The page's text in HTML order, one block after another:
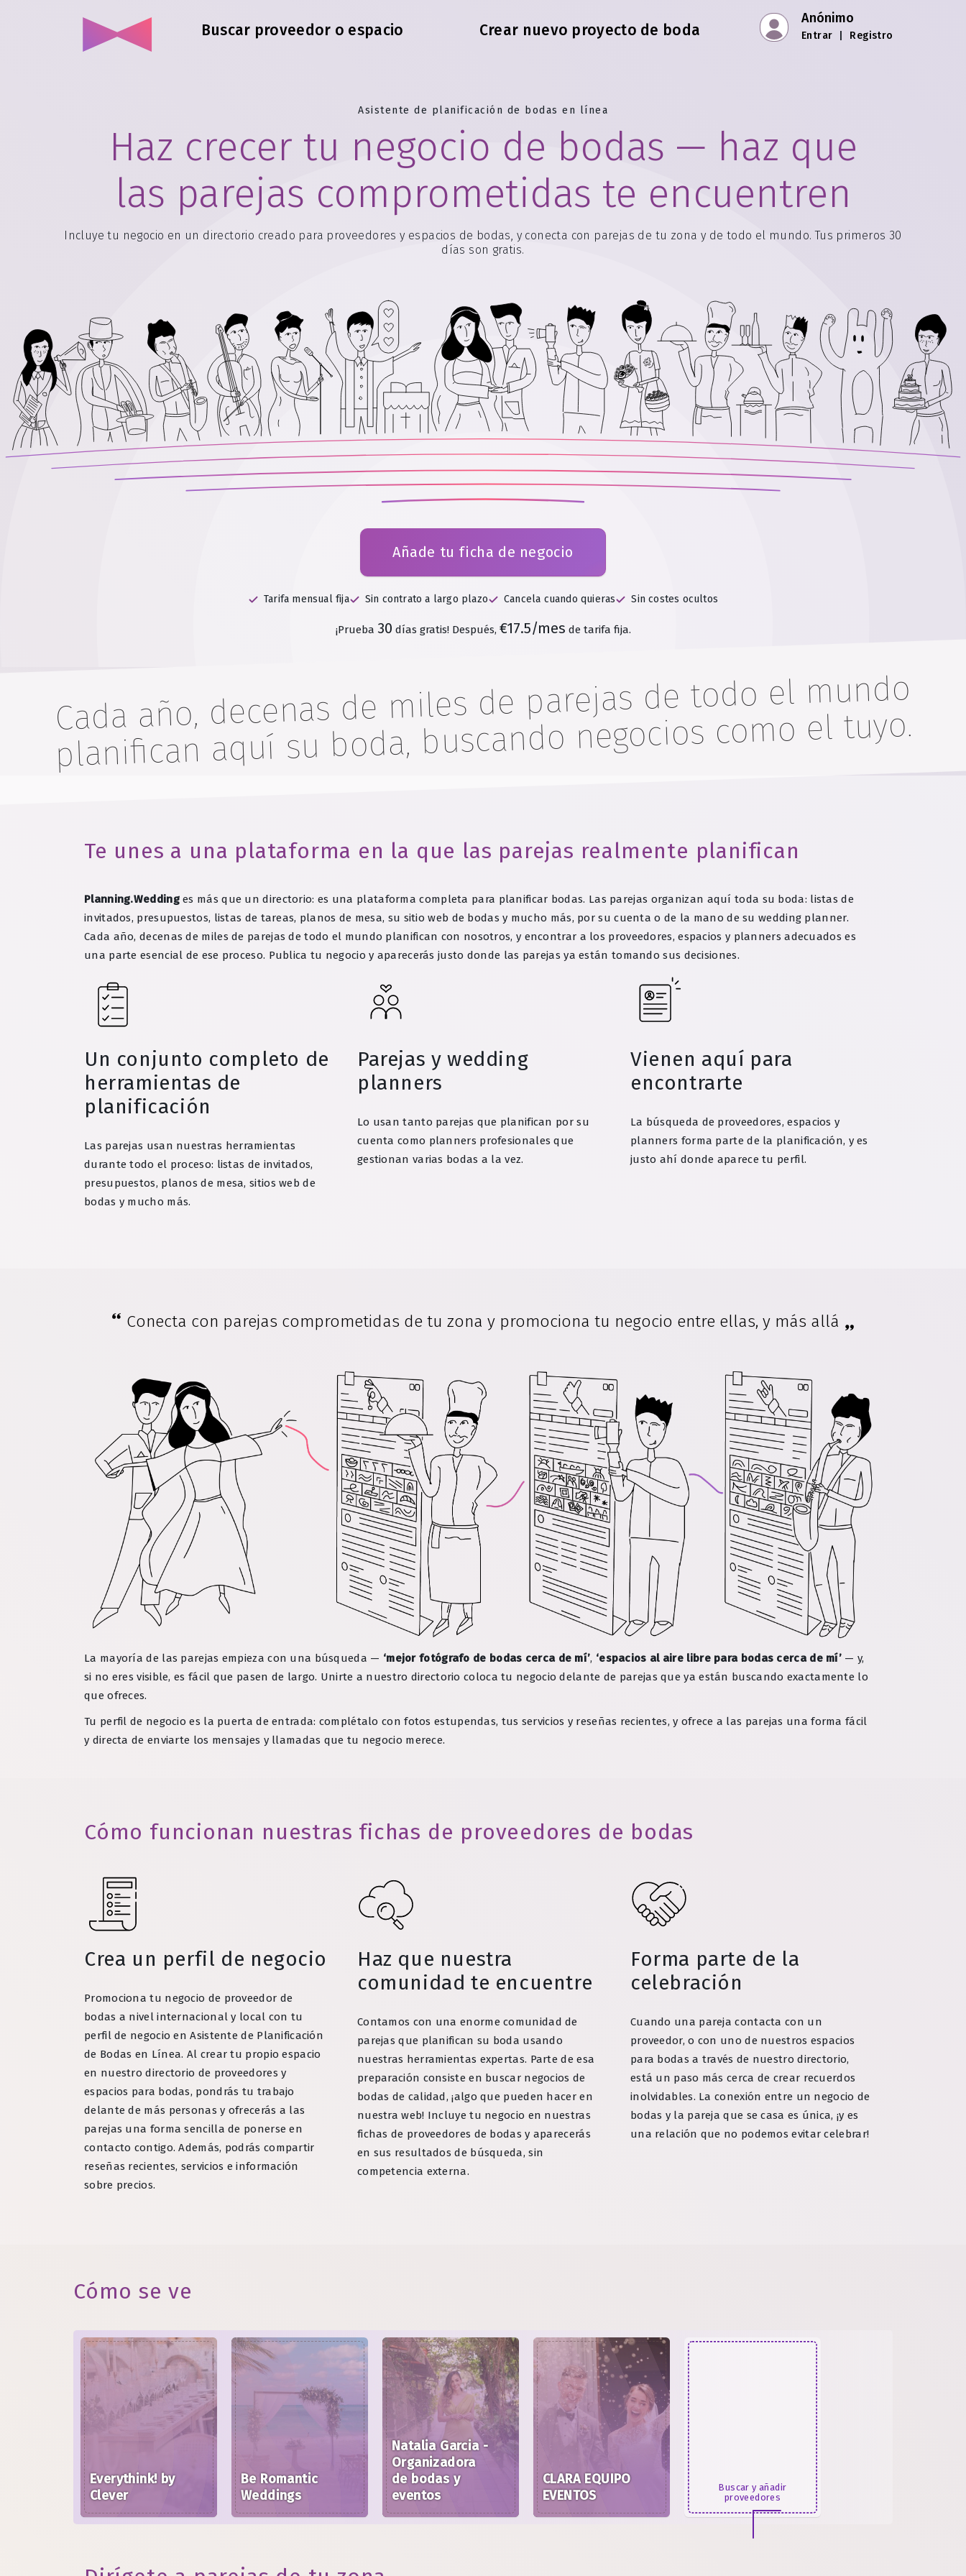
Buscar proveedor o espacio Crear nuevo proyecto de boda
Anónimo
Entrar Registro
Asistente de planificación de bodas en línea
Haz crecer tu negocio de bodas — haz que
las parejas comprometidas te encuentren
Incluye tu negocio en un directorio creado para proveedores y espacios de bodas, y conecta con parejas de tu zona y de todo el mundo. Tus primeros 30
días son gratis.
Añade tu ficha de negocio
Tarifa mensual fija Sin contrato a largo plazo Cancela cuando quieras Sin costes ocultos
¡Prueba 30 días gratis! Después, €17.5/mes de tarifa fija.
Cada año, decenas de miles de parejas de todo el mundo
planifican aquí su boda, buscando negocios como el tuyo.
Te unes a una plataforma en la que las parejas realmente planifican
Planning.Weddinges más que un directorio: es una plataforma completa para planificar bodas. Las parejas organizan aquí toda su boda: listas de
invitados, presupuestos, listas de tareas, planos de mesa, su sitio web de bodas y mucho más, por su cuenta o de la mano de su wedding planner.
Cada año, decenas de miles de parejas de todo el mundo planifican con nosotros, y encontrar a los proveedores, espacios y planners adecuados es
una parte esencial de ese proceso. Publica tu negocio y aparecerás justo donde las parejas ya están tomando sus decisiones.
Un conjunto completo de
herramientas de
planificación
Las parejas usan nuestras herramientas
durante todo el proceso: listas de invitados,
presupuestos, planos de mesa, sitios web de
bodas y mucho más.
Parejas y wedding
planners
Lo usan tanto parejas que planifican por su
cuenta como planners profesionales que
gestionan varias bodas a la vez.
Vienen aquí para
encontrarte
La búsqueda de proveedores, espacios y
planners forma parte de la planificación, y es
justo ahí donde aparece tu perfil.
Conecta con parejas comprometidas de tu zona y promociona tu negocio entre ellas, y más allá
La mayoría de las parejas empieza con una búsqueda — ‘mejor fotógrafo de bodas cerca de mí’, ‘espacios al aire libre para bodas cerca de mí’ — y,
si no eres visible, es fácil que pasen de largo. Unirte a nuestro directorio coloca tu negocio delante de parejas que ya están buscando exactamente lo
que ofreces.
Tu perfil de negocio es la puerta de entrada: complétalo con fotos estupendas, tus servicios y reseñas recientes, y ofrece a las parejas una forma fácil
y directa de enviarte los mensajes y llamadas que tu negocio merece.
Cómo funcionan nuestras fichas de proveedores de bodas
Crea un perfil de negocio
Promociona tu negocio de proveedor de
bodas a nivel internacional y local con tu
perfil de negocio en Asistente de Planificación
de Bodas en Línea. Al crear tu propio espacio
en nuestro directorio de proveedores y
espacios para bodas, pondrás tu trabajo
delante de más personas y ofrecerás a las
parejas una forma sencilla de ponerse en
contacto contigo. Además, podrás compartir
reseñas recientes, servicios e información
sobre precios.
Haz que nuestra
comunidad te encuentre
Contamos con una enorme comunidad de
parejas que planifican su boda usando
nuestras herramientas expertas. Parte de esa
preparación consiste en buscar negocios de
bodas de calidad, ¡algo que pueden hacer en
nuestra web! Incluye tu negocio en nuestras
fichas de proveedores de bodas y aparecerás
en sus resultados de búsqueda, sin
competencia externa.
Forma parte de la
celebración
Cuando una pareja contacta con un
proveedor, o con uno de nuestros espacios
para bodas a través de nuestro directorio,
está un paso más cerca de crear recuerdos
inolvidables. La conexión entre un negocio de
bodas y la pareja que se casa es única, ¡y es
una relación que no podemos evitar celebrar!
Cómo se ve
Everythink! by
Clever
Be Romantic
Weddings
Natalia Garcia -
Organizadora
de bodas y
eventos
CLARA EQUIPO
EVENTOS
Buscar y añadir
proveedores